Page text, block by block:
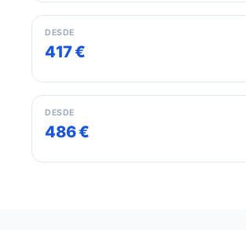
Montreal
DESDE
417 €
Vancouver
DESDE
486 €